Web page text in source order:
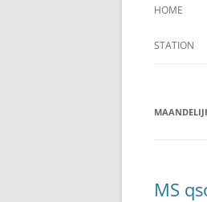
HOME
STATION
MS